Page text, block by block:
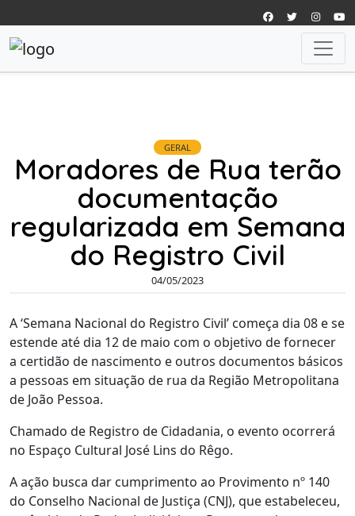
GERAL
Moradores de Rua terão
documentação
regularizada em Semana
do Registro Civil
04/05/2023
A ‘Semana Nacional do Registro Civil’ começa dia 08 e se
estende até dia 12 de maio com o objetivo de fornecer
a certidão de nascimento e outros documentos básicos
a pessoas em situação de rua da Região Metropolitana
de João Pessoa.
Chamado de Registro de Cidadania, o evento ocorrerá
no Espaço Cultural José Lins do Rêgo.
A ação busca dar cumprimento ao Provimento nº 140
do Conselho Nacional de Justiça (CNJ), que estabeleceu,